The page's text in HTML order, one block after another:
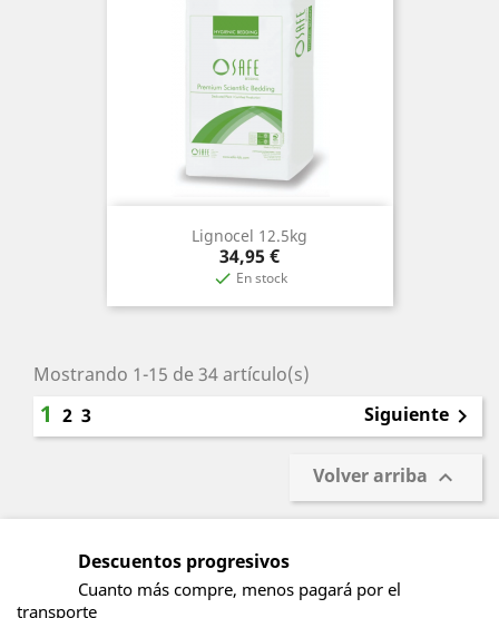
Lignocel 12.5kg
Precio
34,95 €
 En stock
Mostrando 1-15 de 34 artículo(s)
1 2 3 Siguiente 
Volver arriba 
Descuentos progresivos
Cuanto más compre, menos pagará por el
transporte